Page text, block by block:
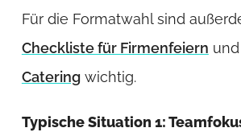
Für die Formatwahl sind
Checkliste für Firmenfeiern und
Cateringwichtig.
Typische Situation 1: